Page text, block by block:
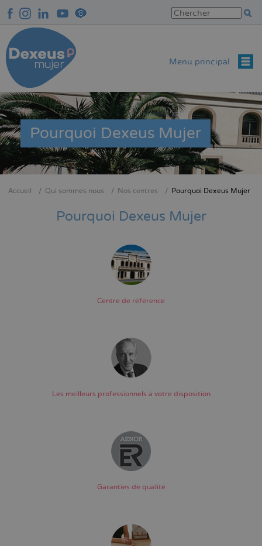
au
contenu
principal
Menu principal
Pourquoi Dexeus Mujer
Accueil Qui sommes nous Nos centres Pourquoi Dexeus Mujer
Pourquoi Dexeus Mujer
Centre de référence
Les meilleurs professionnels à votre disposition
Garanties de qualité